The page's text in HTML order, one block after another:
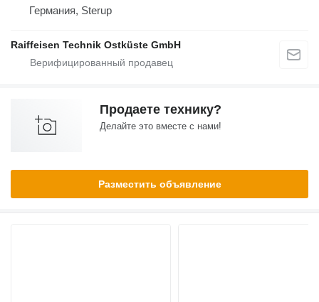
Германия, Sterup
Raiffeisen Technik Ostküste GmbH
Продаете технику?
Делайте это вместе с нами!
Разместить объявление